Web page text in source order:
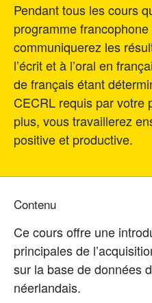
Pendant tous les cours
programme
communiquerez les
l’écrit et à l’oral en
de français étant
CECRL requis par votre
plus, vous travaillerez
positive et productive.
Contenu
Ce cours offre une
principales de
sur la base de données
néerlandais.